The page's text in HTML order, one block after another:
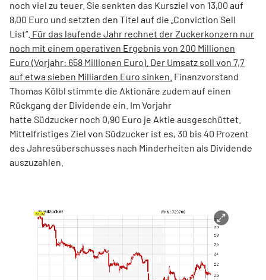
noch viel zu teuer. Sie senkten das Kursziel von 13,00 auf
8,00 Euro und setzten den Titel auf die „Conviction Sell
List“. Für das laufende Jahr rechnet der Zuckerkonzern nur
noch mit einem operativen Ergebnis von 200 Millionen
Euro (Vorjahr: 658 Millionen Euro). Der Umsatz soll von 7,7
auf etwa sieben Milliarden Euro sinken. Finanzvorstand
Thomas Kölbl stimmte die Aktionäre zudem auf einen
Rückgang der Dividende ein. Im Vorjahr
hatte Südzucker noch 0,90 Euro je Aktie ausgeschüttet.
Mittelfristiges Ziel von Südzucker ist es, 30 bis 40 Prozent
des Jahresüberschusses nach Minderheiten als Dividende
auszuzahlen.